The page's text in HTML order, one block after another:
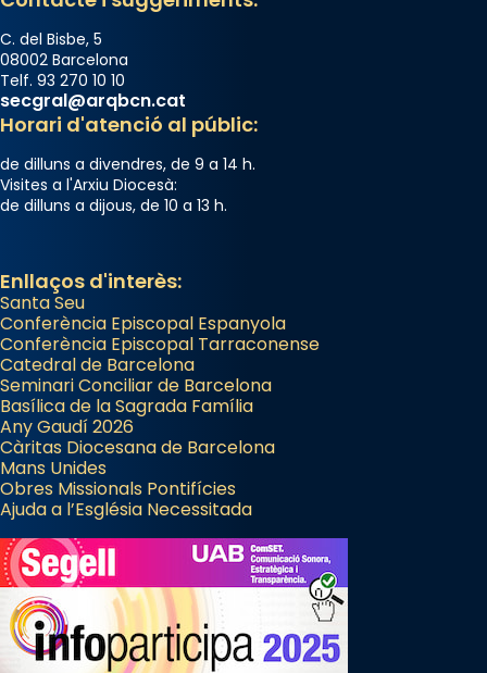
C. del Bisbe, 5
08002 Barcelona
Telf. 93 270 10 10
secgral@arqbcn.cat
Horari d'atenció al públic:
de dilluns a divendres, de 9 a 14 h.
Visites a l'Arxiu Diocesà:
de dilluns a dijous, de 10 a 13 h.
Enllaços d'interès:
Santa Seu
Conferència Episcopal Espanyola
Conferència Episcopal Tarraconense
Catedral de Barcelona
Seminari Conciliar de Barcelona
Basílica de la Sagrada Família
Any Gaudí 2026
Càritas Diocesana de Barcelona
Mans Unides
Obres Missionals Pontifícies
Ajuda a l’Església Necessitada